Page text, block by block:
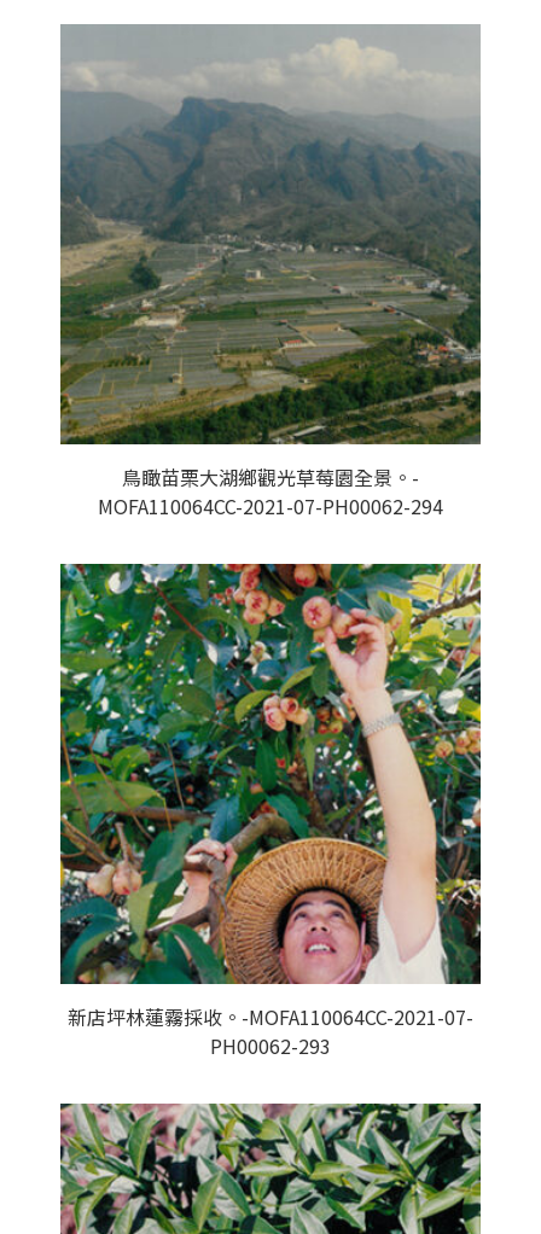
鳥瞰苗栗大湖鄉觀光草莓園全景。-
MOFA110064CC-2021-07-PH00062-294
新店坪林蓮霧採收。-MOFA110064CC-2021-07-
PH00062-293